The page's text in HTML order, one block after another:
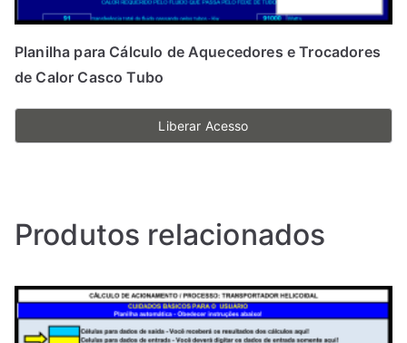
Planilha para Cálculo de Aquecedores e Trocadores
de Calor Casco Tubo
Liberar Acesso
Produtos relacionados